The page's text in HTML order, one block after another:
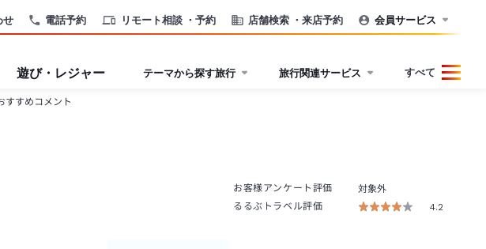
電話予約 リモート相談 ・予約 店舗検索 ・来店予約
せ 会員サービス
遊び・レジャー テーマから探す旅行 旅行関連サービス すべて
すすめコメント
お客様アンケート評価
対象外
るるぶトラベル評価
4.2